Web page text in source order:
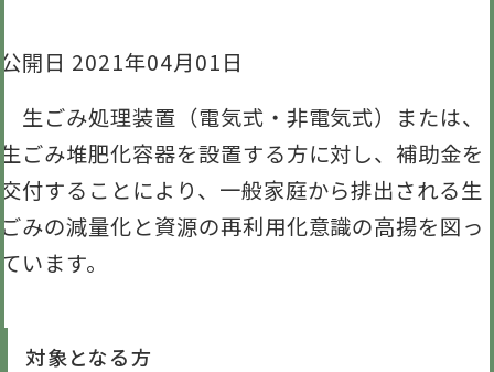
公開日 2021年04月01日
生ごみ処理装置（電気式・非電気式）または、
生ごみ堆肥化容器を設置する方に対し、補助金を
交付することにより、一般家庭から排出される生
ごみの減量化と資源の再利用化意識の高揚を図っ
ています。
対象となる方